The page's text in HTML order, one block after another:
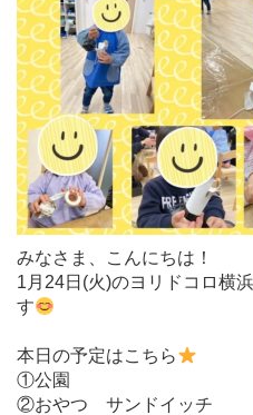
みなさま、こんにちは！
1月24日(火)のヨリドコロ横
す
本日の予定はこちら
①公園
②おやつ サンドイッチ